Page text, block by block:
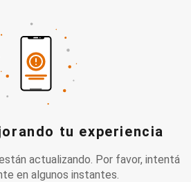
tu experiencia
actualizando. Por favor, intentá
en algunos instantes.